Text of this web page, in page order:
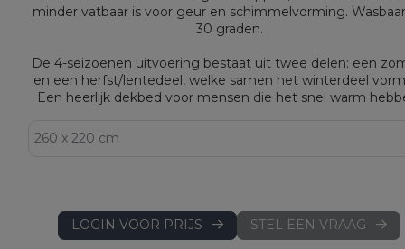
minder vatbaar is voor geur en schimmelvorming.
30 graden.
De 4-seizoenen uitvoering bestaat uit twee delen: een
en een herfst/lentedeel, welke samen het winterdeel
Een heerlijk dekbed voor mensen die het snel warm
LOGIN VOOR PRIJS STEL EEN VRAAG